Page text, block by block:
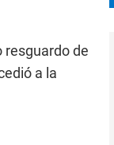
resguardo de
a la